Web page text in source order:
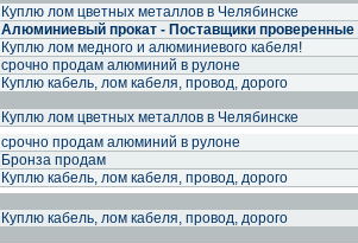
Куплю лом цветных металлов в Челябинске
Алюминиевый прокат - Поставщики
Куплю лом медного и алюминиевого кабеля!
срочно продам алюминий в рулоне
Куплю кабель, лом кабеля, провод, дoрого
Куплю лом цветных металлов в Челябинске
срочно продам алюминий в рулоне
Бронза продам
Куплю кабель, лом кабеля, провод, дoрого
Куплю кабель, лом кабеля, провод, дoрого